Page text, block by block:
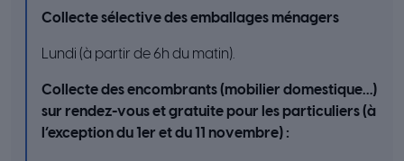
Collecte sélective des emballages ménagers
Lundi (à partir de 6h du matin).
Collecte des encombrants (mobilier domestique…)
sur rendez-vous et gratuite pour les particuliers (à
l’exception du 1er et du 11 novembre) :